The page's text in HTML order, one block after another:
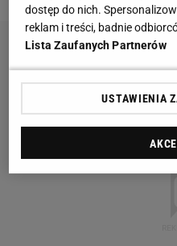
dostęp do nich.
reklam i treści, badnie
Lista Zaufanych Partnerów
USTAWIENIA